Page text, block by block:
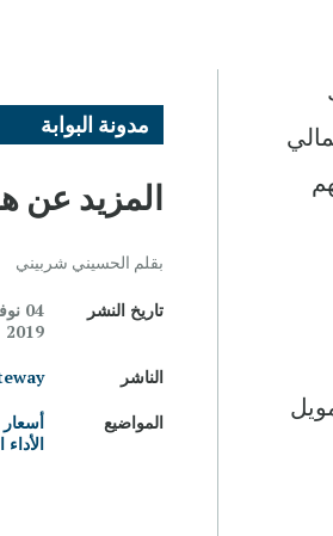
مدونة البوابة
المزيد عن
بقلم الحسيني شربيني
تاريخ النشر
04
2019
الناشر
المواضيع
أسعار